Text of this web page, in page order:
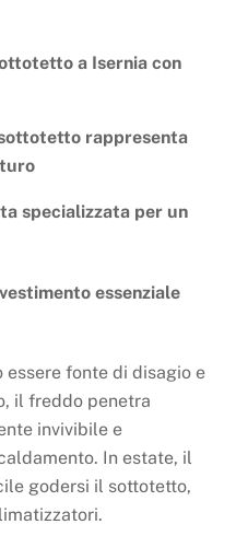
a Isernia con
rappresenta
specializzata per un
essenziale
essere fonte di disagio e
il freddo penetra
invivibile e
In estate, il
godersi il sottotetto,